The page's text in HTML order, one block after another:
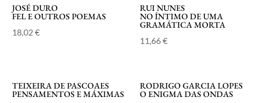
JOSÉ DURO
FEL E OUTROS POEMAS
18,02 €
RUI NUNES
NO ÍNTIMO DE UMA
GRAMÁTICA MORTA
11,66€
TEIXEIRA DE PASCOAES
PENSAMENTOS E MÁXIMAS
RODRIGO GARCIA LOPES
O ENIGMA DAS ONDAS